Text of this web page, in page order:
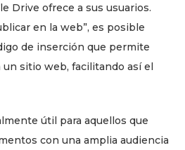
Drive ofrece a sus usuarios.
en la web”, es posible
de inserción que permite
sitio web, facilitando así el
útil para aquellos que
con una amplia audiencia